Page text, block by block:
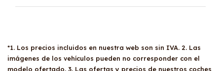
del mercado actual.
gusta cambiar de coche cada pocos años.
*1. Los precios incluidos en nuestra web son sin IVA. 2. Las
imágenes de los vehículos pueden no corresponder con el
modelo ofertado. 3. Las ofertas y precios de nuestros coches